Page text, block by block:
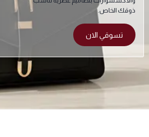
ذوقك الخاص.
تسوقي الان